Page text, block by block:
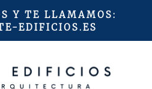
Y TE LLAMAMOS:
EDIFICIOS.ES